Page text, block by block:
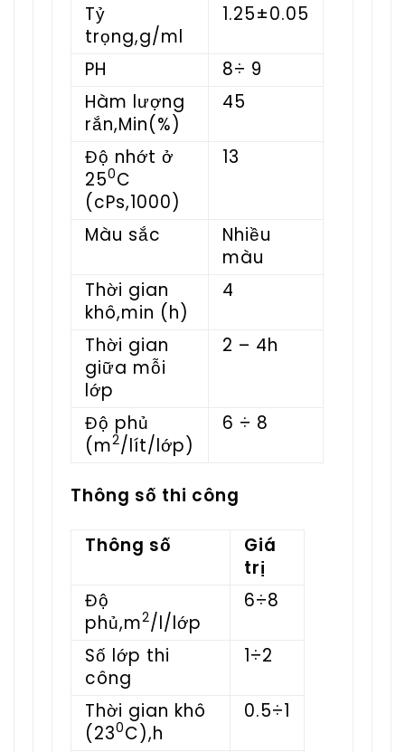
Tỷ
trọng,g/ml
1.25±0.05
PH
8÷ 9
Hàm lượng
rắn,Min(%)
45
Độ nhớt ở
250C
(cPs,1000)
13
Màu sắc
Nhiều
màu
Thời gian
khô,min (h)
4
Thời gian
giữa mỗi
lớp
2 – 4h
Độ phủ
(m2/lít/lớp)
6 ÷ 8
Thông số thi công
Thông số
Giá
trị
Độ
phủ,m2/l/lớp
6÷8
Số lớp thi
công
1÷2
Thời gian khô
(230C),h
0.5÷1